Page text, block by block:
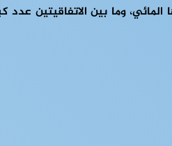
وما بين الاتفاقيتين عدد